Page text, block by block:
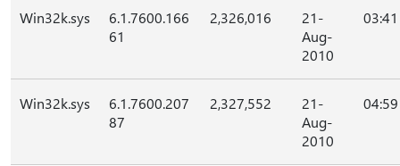
Win32k.sys
6.1.7600.166
61
2,326,016
21-
Aug-
2010
03:41
Win32k.sys
6.1.7600.207
87
2,327,552
21-
Aug-
2010
04:59